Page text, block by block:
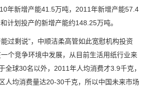
年新增产能41.5万吨，2011年新增产能57.4
计划投产的新增产能约148.25万吨。
过剩说”，中顺洁柔高管如此宽慰机构投资
个竞争环境中发展，从目前生活用纸行业来
全球30名以外，2011年人均消费才3.9千克，
人均消费量达20-30千克，所以中国未来市场